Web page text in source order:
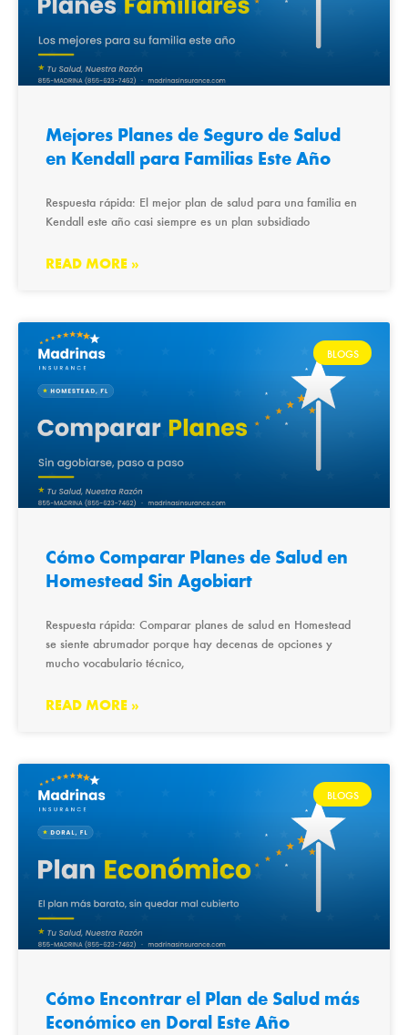
Mejores Planes de Seguro de Salud
en Kendall para Familias Este Año
Respuesta rápida: El mejor plan de salud para una familia en
Kendall este año casi siempre es un plan subsidiado
READ MORE »
BLOGS
Cómo Comparar Planes de Salud en
Homestead Sin Agobiart
Respuesta rápida: Comparar planes de salud en Homestead
se siente abrumador porque hay decenas de opciones y
mucho vocabulario técnico,
READ MORE »
BLOGS
Cómo Encontrar el Plan de Salud más
Económico en Doral Este Año